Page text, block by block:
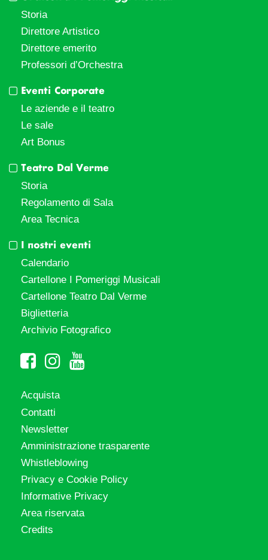
Storia
Direttore Artistico
Direttore emerito
Professori d’Orchestra
Eventi Corporate
Le aziende e il teatro
Le sale
Art Bonus
Teatro Dal Verme
Storia
Regolamento di Sala
Area Tecnica
I nostri eventi
Calendario
Cartellone I Pomeriggi Musicali
Cartellone Teatro Dal Verme
Biglietteria
Archivio Fotografico
Acquista
Contatti
Newsletter
Amministrazione trasparente
Whistleblowing
Privacy e Cookie Policy
Informative Privacy
Area riservata
Credits